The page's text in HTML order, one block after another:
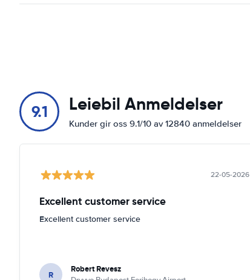
9.1 Leiebil Anmeldelser
Kunder gir oss 9.1/10 av 12840 anmeldelser
22-05-2026
Excellent customer service
Excellent customer service
R Robert Revesz